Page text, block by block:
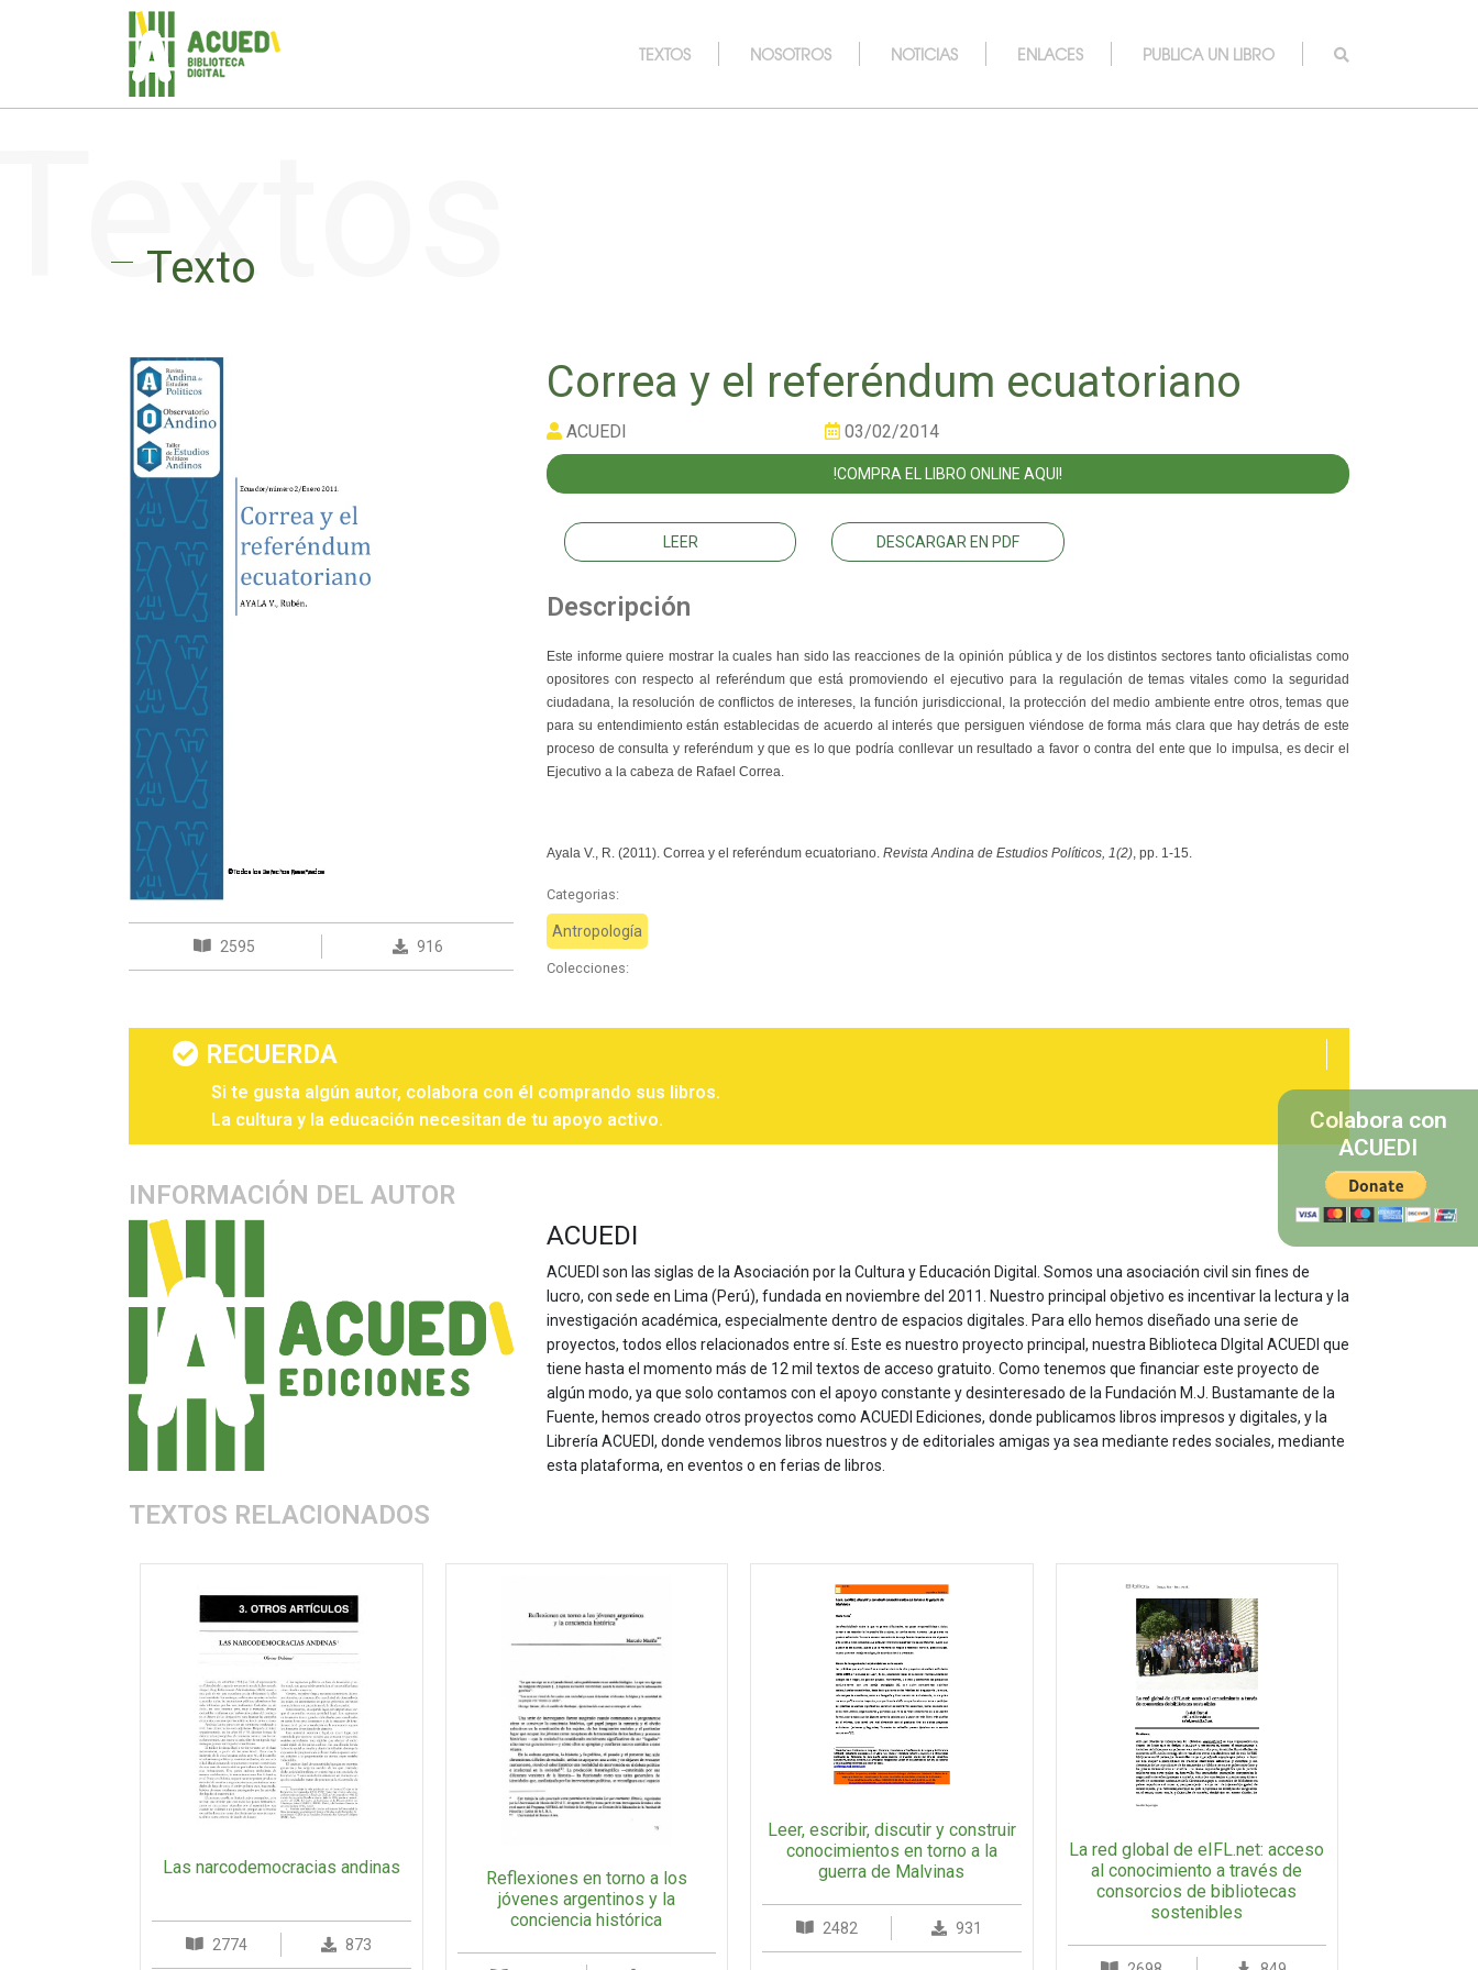
TEXTOS NOSOTROS NOTICIAS ENLACES PUBLICA UN LIBRO
Texto
2595 916
Correa y el referéndum ecuatoriano
ACUEDI 03/02/2014
!COMPRA EL LIBRO ONLINE AQUI!
LEER DESCARGAR EN PDF
Descripción
Este informe quiere mostrar la cuales han sido las reacciones de la opinión pública y de los distintos sectores tanto oficialistas como
opositores con respecto al referéndum que está promoviendo el ejecutivo para la regulación de temas vitales como la seguridad
ciudadana, la resolución de conflictos de intereses, la función jurisdiccional, la protección del medio ambiente entre otros, temas que
para su entendimiento están establecidas de acuerdo al interés que persiguen viéndose de forma más clara que hay detrás de este
proceso de consulta y referéndum y que es lo que podría conllevar un resultado a favor o contra del ente que lo impulsa, es decir el
Ejecutivo a la cabeza de Rafael Correa.
Ayala V., R. (2011). Correa y el referéndum ecuatoriano. Revista Andina de Estudios Políticos, 1(2) , pp. 1-15.
Categorias:
Antropología
Colecciones:
RECUERDA
Si te gusta algún autor, colabora con él comprando sus libros.
La cultura y la educación necesitan de tu apoyo activo.
INFORMACIÓN DEL AUTOR
ACUEDI
ACUEDI son las siglas de la Asociación por la Cultura y Educación Digital. Somos una asociación civil sin fines de
lucro, con sede en Lima (Perú), fundada en noviembre del 2011. Nuestro principal objetivo es incentivar la lectura y la
investigación académica, especialmente dentro de espacios digitales. Para ello hemos diseñado una serie de
proyectos, todos ellos relacionados entre sí. Este es nuestro proyecto principal, nuestra Biblioteca DIgital ACUEDI que
tiene hasta el momento más de 12 mil textos de acceso gratuito. Como tenemos que financiar este proyecto de
algún modo, ya que solo contamos con el apoyo constante y desinteresado de la Fundación M.J. Bustamante de la
Fuente, hemos creado otros proyectos como ACUEDI Ediciones, donde publicamos libros impresos y digitales, y la
Librería ACUEDI, donde vendemos libros nuestros y de editoriales amigas ya sea mediante redes sociales, mediante
esta plataforma, en eventos o en ferias de libros.
TEXTOS RELACIONADOS
Las narcodemocracias andinas
2774 873
Reflexiones en torno a los
jóvenes argentinos y la
conciencia histórica
Leer, escribir, discutir y construir
conocimientos en torno a la
guerra de Malvinas
2482 931
La red global de eIFL.net: acceso
al conocimiento a través de
consorcios de bibliotecas
sostenibles
Colabora con
ACUEDI